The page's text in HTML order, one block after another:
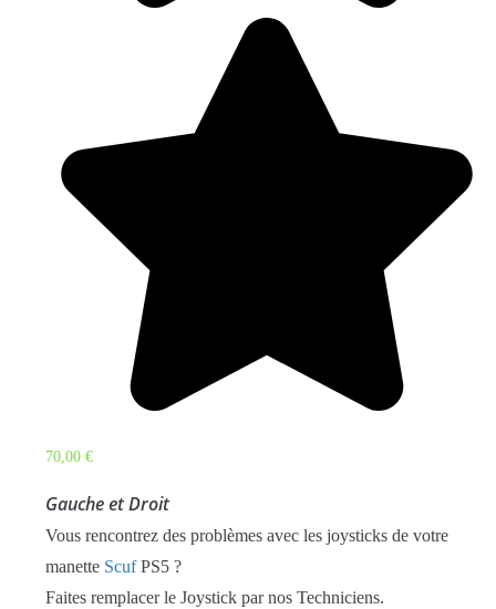
70,00 €
Gauche et Droit
Vous rencontrez des problèmes avec les joysticks de votre
manette ScufPS5 ?
Faites remplacer le Joystick par nos Techniciens.